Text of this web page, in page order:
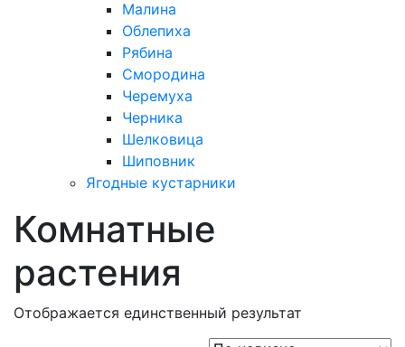
Малина
Облепиха
Рябина
Смородина
Черемуха
Черника
Шелковица
Шиповник
Ягодные кустарники
Комнатные
растения
Отображается единственный результат